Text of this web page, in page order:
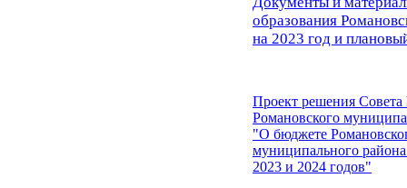
образования
на 2023 год и
Проект решения Совета
Романовского
"О бюджете
муниципального
2023 и 2024 годов"